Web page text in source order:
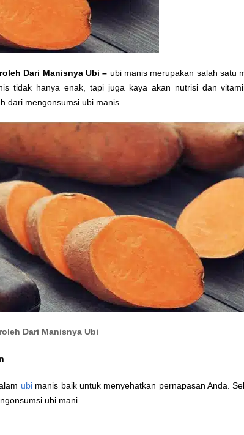
Dari Manisnya Ubi – ubi manis merupakan salah satu
tidak hanya enak, tapi juga kaya akan nutrisi dan
dari mengonsumsi ubi manis.
Dari Manisnya Ubi
ubimanis baik untuk menyehatkan pernapasan Anda.
ubi mani.